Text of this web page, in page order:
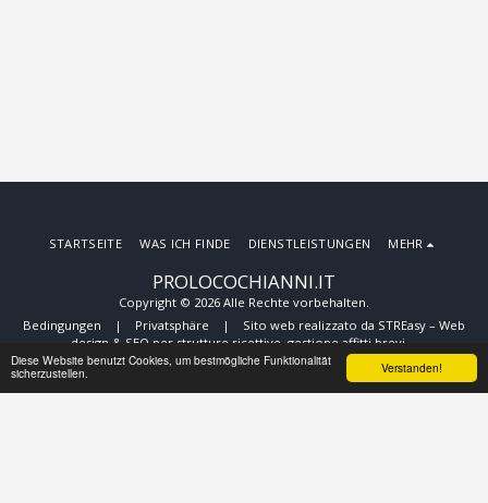
Verstanden!
Diese Website benutzt Cookies, um bestmögliche Funktionalität
sicherzustellen.
PROLOCOCHIANNI.IT
Copyright © 2026 Alle Rechte vorbehalten.
Bedingungen | Privatsphäre | Sito web realizzato da STREasy – Web
design & SEO per strutture ricettive, gestione affitti brevi
STARTSEITE WAS ICH FINDE DIENSTLEISTUNGEN MEHR